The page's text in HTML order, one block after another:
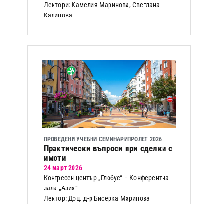
Лектори: Камелия Маринова, Светлана
Калинова
ПРОВЕДЕНИ УЧЕБНИ СЕМИНАРИПРОЛЕТ 2026
Практически въпроси при сделки с
имоти
24 март 2026
Конгресен център „Глобус“ – Конферентна
зала „Азия“
Лектор: Доц. д-р Бисерка Маринова